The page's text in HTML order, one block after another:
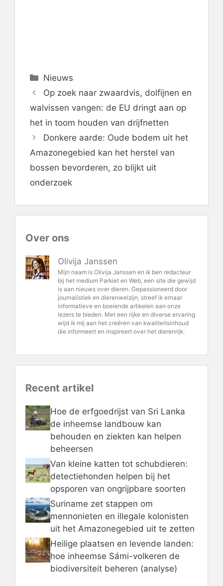
Categorieën
Nieuws
Op zoek naar zwaardvis, dolfijnen en
walvissen vangen: de EU dringt aan op
het in toom houden van drijfnetten
Donkere aarde: Oude bodem uit het
Amazonegebied kan het herstel van
bossen bevorderen, zo blijkt uit
onderzoek
Over ons
Olivija Janssen
Mijn naam is Olivija Janssen en ik ben redacteur
bij het medium Parkiet en Web, een site die gewijd
is aan nieuws over dieren. Gepassioneerd door
journalistiek en dierenwelzijn, streef ik ernaar
informatieve en boeiende artikelen aan onze
lezers te bieden. Met een rijke en diverse ervaring
wijd ik mij aan het creëren van kwaliteitsinhoud
die informeert en inspireert over het dierenrijk.
Recent artikel
Hoe de erfgoedrijst van Sri Lanka
de inheemse landbouw kan
behouden en ziekten kan helpen
beheersen
Van kleine katten tot schubdieren:
detectiehonden helpen bij het
opsporen van ongrijpbare soorten
Suriname zet stappen om
mennonieten en illegale kolonisten
uit het Amazonegebied uit te zetten
Heilige plaatsen en levende landen:
hoe inheemse Sámi-volkeren de
biodiversiteit beheren (analyse)